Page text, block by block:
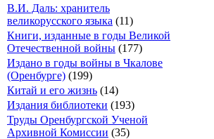
В.И. Даль: хранитель
великорусского языка (11)
Книги, изданные в годы Великой
Отечественной войны (177)
Издано в годы войны в Чкалове
(Оренбурге) (199)
Китай и его жизнь (14)
Издания библиотеки (193)
Труды Оренбургской Ученой
Архивной Комиссии (35)